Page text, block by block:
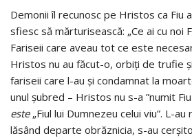
Demonii îl recunosc pe Hristos ca Fiu
sfiesc să mărturisească: „Ce ai cu noi
Fariseii care aveau tot ce este
Hristos nu au făcut-o, orbiți de trufie
fariseii care l-au şi condamnat la
unul șubred – Hristos nu s-a ”numit
este„Fiul lui Dumnezeu celui viu”. L-
lăsând departe obrăznicia, s-au